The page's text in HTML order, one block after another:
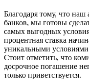
Благодаря тому, что наш
банков, мы готовы
самых выгодных
процентная ставка
уникальными
Стоит отметить, что
досрочное погашение
только приветствуется.